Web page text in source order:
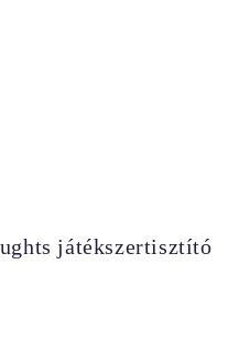
játékszertisztító